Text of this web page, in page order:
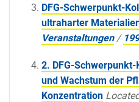
DFG-Schwerpunkt-
ultraharter
Veranstaltungen /
2. DFG-
und Wachstum der
Konzentration